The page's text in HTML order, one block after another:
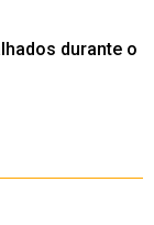
durante o